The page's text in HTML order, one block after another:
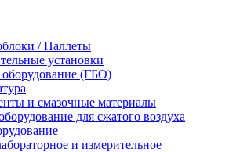
/ Паллеты
установки
оборудование (ГБО)
и смазочные материалы
для сжатого воздуха
и измерительное